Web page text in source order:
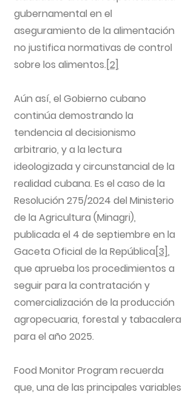
gubernamental en el
aseguramiento de la alimentación
no justifica normativas de control
sobre los alimentos.[2]
Aún así, el Gobierno cubano
continúa demostrando la
tendencia al decisionismo
arbitrario, y a la lectura
ideologizada y circunstancial de la
realidad cubana. Es el caso de la
Resolución 275/2024 del Ministerio
de la Agricultura (Minagri),
publicada el 4 de septiembre en la
Gaceta Oficial de la República[3],
que aprueba los procedimientos a
seguir para la contratación y
comercialización de la producción
agropecuaria, forestal y tabacalera
para el año 2025.
Food Monitor Program recuerda
que, una de las principales variables